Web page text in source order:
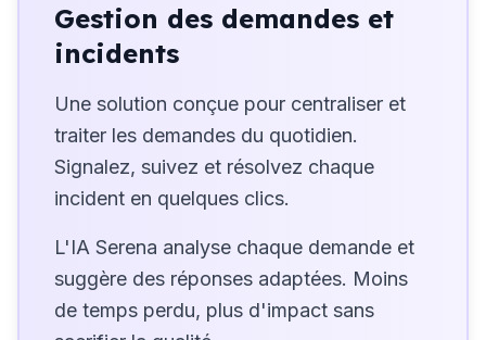
Gestion des demandes et
incidents
Une solution conçue pour centraliser et
traiter les demandes du quotidien.
Signalez, suivez et résolvez chaque
incident en quelques clics.
L'IA Serena analyse chaque demande et
suggère des réponses adaptées. Moins
de temps perdu, plus d'impact sans